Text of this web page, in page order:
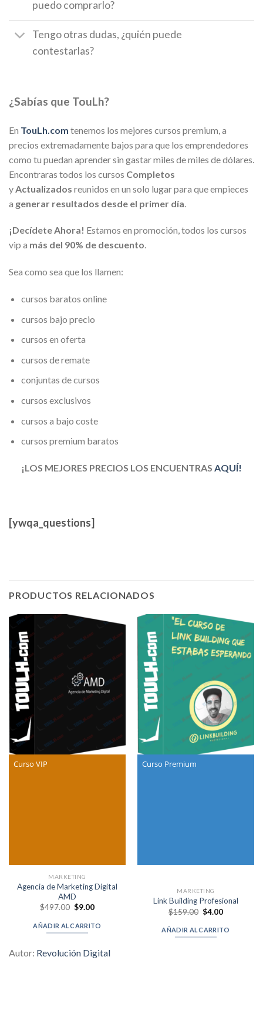
puedo comprarlo?
Tengo otras dudas, ¿quién puede
contestarlas?
¿Sabías que TouLh?
En TouLh.com tenemos los mejores cursos premium, a
precios extremadamente bajos para que los emprendedores
como tu puedan aprender sin gastar miles de miles de dólares.
Encontraras todos los cursos Completos
y Actualizados reunidos en un solo lugar para que empieces
a generar resultados desde el primer día
¡Decídete Ahora! Estamos en promoción, todos los cursos
vip a más del 90% de descuento.
Sea como sea que los llamen:
cursos baratos online
cursos bajo precio
cursos en oferta
cursos de remate
conjuntas de cursos
cursos exclusivos
cursos a bajo coste
cursos premium baratos
¡LOS MEJORES PRECIOS LOS ENCUENTRAS AQUÍ!
[ywqa_questions]
PRODUCTOS RELACIONADOS
Curso VIP
MARKETING
Agencia de Marketing Digital
AMD
$497.00 Original
was:
$497.00.
$9.00Current
is:
$9.00.
AÑADIR AL CARRITO
Autor: Revolución Digital
Curso Premium
MARKETING
Link Building Profesional
$159.00 Original
price
was:
$159.00.
$4.00Current
is:
$4.00.
AÑADIR AL CARRITO